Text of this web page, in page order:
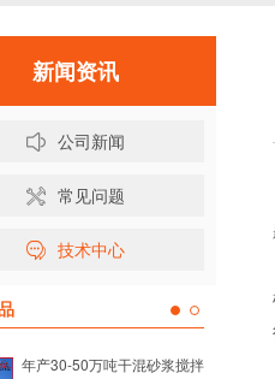
新闻资讯
公司新闻
常见问题
技术中心
年产30-50万吨干混砂浆搅拌